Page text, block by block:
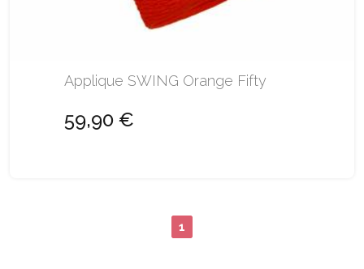
Applique SWING Orange Fifty
59,90 €
1